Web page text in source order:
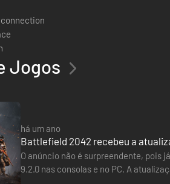
Jogos
há um ano
Battlefield 2042 recebeu a
O anúncio não é surpreendente, pois
9.2.0 nas consolas e no PC. A